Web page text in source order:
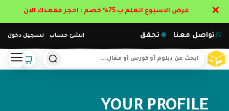
انشئ حساب تسجيل دخول تواصل معنا تحقق
YOUR PROFILE
عرض الاسبوع اتعلم ب 75% خصم : احجز مقعدك الان ✕